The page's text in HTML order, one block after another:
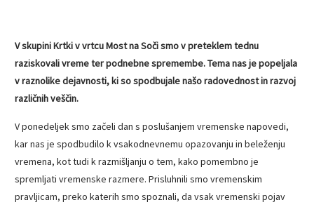
V skupini Krtki v vrtcu Most na Soči smo v preteklem tednu
raziskovali vreme ter podnebne spremembe. Tema nas je popeljala
v raznolike dejavnosti, ki so spodbujale našo radovednost in razvoj
različnih veščin.
V ponedeljek smo začeli dan s poslušanjem vremenske napovedi,
kar nas je spodbudilo k vsakodnevnemu opazovanju in beleženju
vremena, kot tudi k razmišljanju o tem, kako pomembno je
spremljati vremenske razmere. Prisluhnili smo vremenskim
pravljicam, preko katerih smo spoznali, da vsak vremenski pojav